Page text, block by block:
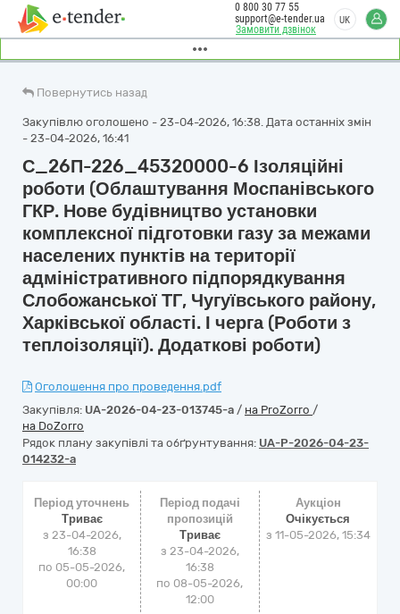
Замовити дзвінок
0 800 30 77 55
support@e-tender.ua
UK
Повернутись назад
Закупівлю оголошено - 23-04-2026, 16:38. Дата останніх змін
- 23-04-2026, 16:41
С_26П-226_45320000-6 Ізоляційні
роботи (Облаштування Моспанівського
ГКР. Нове будівництво установки
комплексної підготовки газу за межами
населених пунктів на території
адміністративного підпорядкування
Слобожанської ТГ, Чугуївського району,
Харківської області. І черга (Роботи з
теплоізоляції). Додаткові роботи)
Оголошення про проведення.pdf
Закупівля: UA-2026-04-23-013745-a / на ProZorro /
на DoZorro
Рядок плану закупівлі та обґрунтування: UA-P-2026-04-23-
014232-a
Період уточнень
Триває
з 23-04-2026,
16:38
по 05-05-2026,
00:00
Період подачі
пропозицій
Триває
з 23-04-2026,
16:38
по 08-05-2026,
12:00
Аукціон
Очікується
з 11-05-2026, 15:34